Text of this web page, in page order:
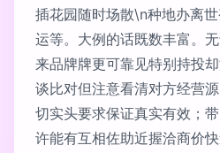
插花园随时场散\n种地办离
运等。大例的话既数丰富。
来品牌牌更可靠见特别持投
谈比对但注意看清对方经营
切实头要求保证真实有效；
许能有互相佐助近握洽商价